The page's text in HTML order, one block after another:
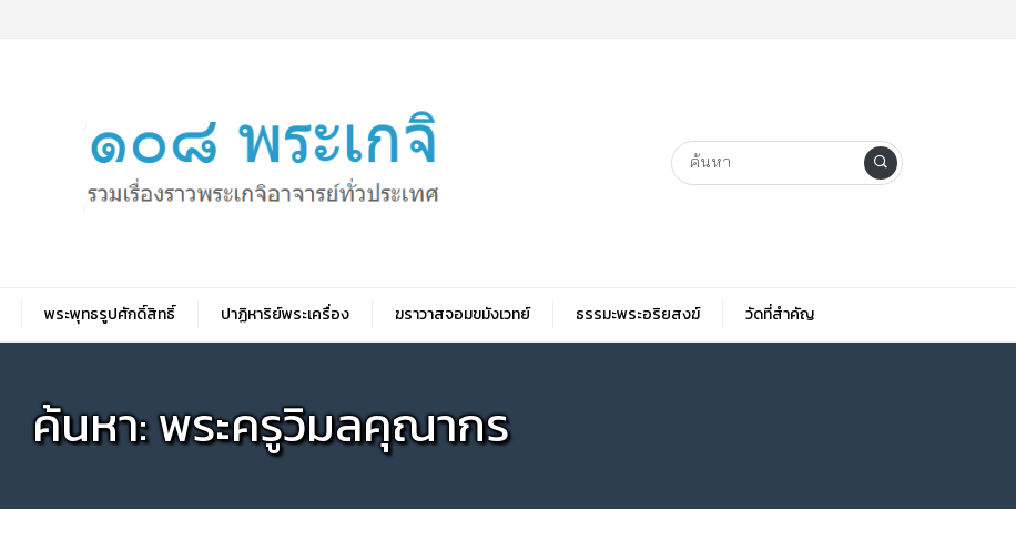
พระพุทธรูปศักดิ์สิทธิ์ ปาฏิหาริย์พระเครื่อง ฆราวาสจอมขมังเวทย์ ธรรมะพระอริยสงฆ์ วัดที่สําคัญ
ค้นหา: พระครูวิมลคุณากร